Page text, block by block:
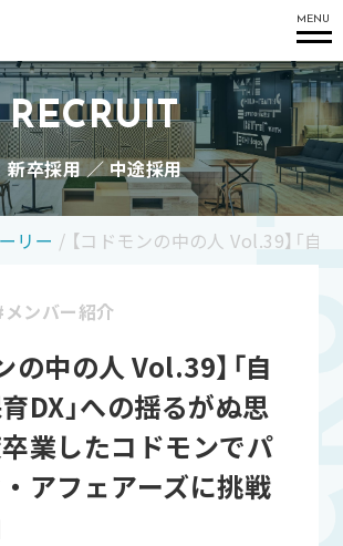
MENU
RECRUIT
新卒採用 ／ 中途採用
リー / 【コドモンの中の人 Vol.39】「
メンバー紹介
の中の人 Vol.39】「自
DX」への揺るがぬ思
業したコドモンでパ
アフェアーズに挑戦